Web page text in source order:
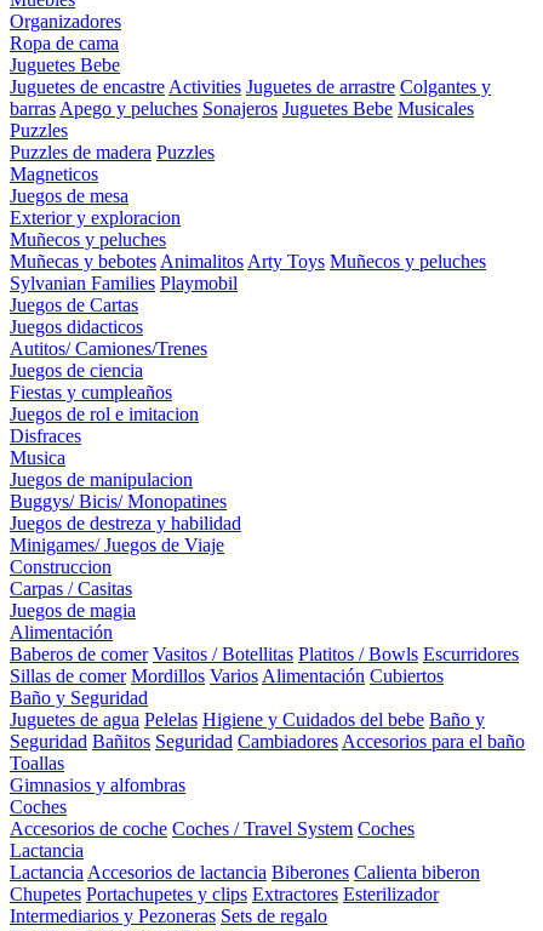
Organizadores
Ropa de cama
Juguetes Bebe
Juguetes de encastre Activities Juguetes de arrastre Colgantes y
barras Apego y peluches Sonajeros Juguetes Bebe Musicales
Puzzles
Puzzles de madera Puzzles
Magneticos
Juegos de mesa
Exterior y exploracion
Muñecos y peluches
Muñecas y bebotes Animalitos Arty Toys Muñecos y peluches
Sylvanian Families Playmobil
Juegos de Cartas
Juegos didacticos
Autitos/ Camiones/Trenes
Juegos de ciencia
Fiestas y cumpleaños
Juegos de rol e imitacion
Disfraces
Musica
Juegos de manipulacion
Buggys/ Bicis/ Monopatines
Juegos de destreza y habilidad
Minigames/ Juegos de Viaje
Construccion
Carpas / Casitas
Juegos de magia
Alimentación
Baberos de comer Vasitos / Botellitas Platitos / Bowls Escurridores
Sillas de comer Mordillos Varios Alimentación Cubiertos
Baño y Seguridad
Juguetes de agua Pelelas Higiene y Cuidados del bebe Baño y
Seguridad Bañitos Seguridad Cambiadores Accesorios para el baño
Toallas
Gimnasios y alfombras
Coches
Accesorios de coche Coches / Travel System Coches
Lactancia
Lactancia Accesorios de lactancia Biberones Calienta biberon
Chupetes Portachupetes y clips Extractores Esterilizador
Intermediarios y Pezoneras Sets de regalo